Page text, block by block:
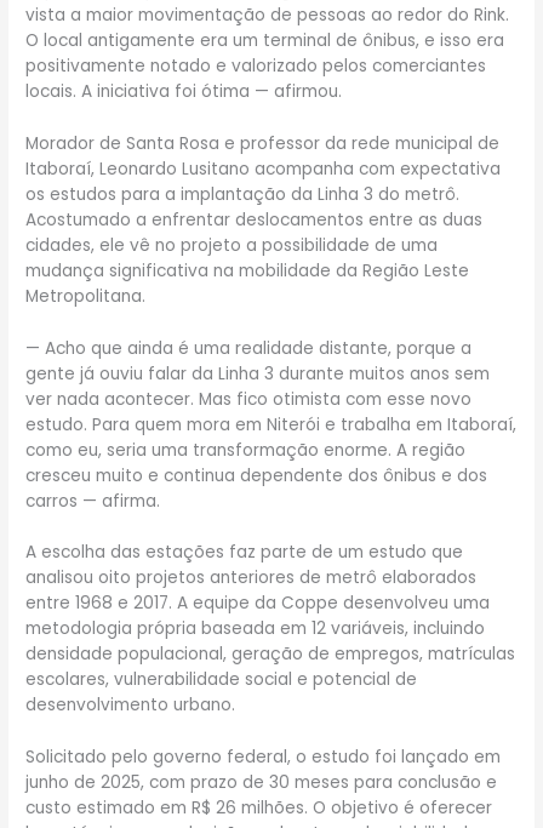
vista a maior movimentação de pessoas ao redor do Rink.
O local antigamente era um terminal de ônibus, e isso era
positivamente notado e valorizado pelos comerciantes
locais. A iniciativa foi ótima — afirmou.
Morador de Santa Rosa e professor da rede municipal de
Itaboraí, Leonardo Lusitano acompanha com expectativa
os estudos para a implantação da Linha 3 do metrô.
Acostumado a enfrentar deslocamentos entre as duas
cidades, ele vê no projeto a possibilidade de uma
mudança significativa na mobilidade da Região Leste
Metropolitana.
— Acho que ainda é uma realidade distante, porque a
gente já ouviu falar da Linha 3 durante muitos anos sem
ver nada acontecer. Mas fico otimista com esse novo
estudo. Para quem mora em Niterói e trabalha em Itaboraí,
como eu, seria uma transformação enorme. A região
cresceu muito e continua dependente dos ônibus e dos
carros — afirma.
A escolha das estações faz parte de um estudo que
analisou oito projetos anteriores de metrô elaborados
entre 1968 e 2017. A equipe da Coppe desenvolveu uma
metodologia própria baseada em 12 variáveis, incluindo
densidade populacional, geração de empregos, matrículas
escolares, vulnerabilidade social e potencial de
desenvolvimento urbano.
Solicitado pelo governo federal, o estudo foi lançado em
junho de 2025, com prazo de 30 meses para conclusão e
custo estimado em R$ 26 milhões. O objetivo é oferecer